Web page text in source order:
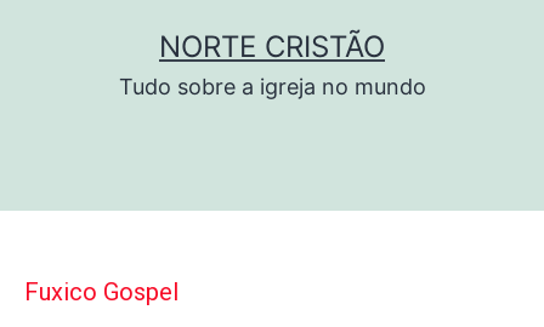
NORTE CRISTÃO
Tudo sobre a igreja no mundo
Fuxico Gospel